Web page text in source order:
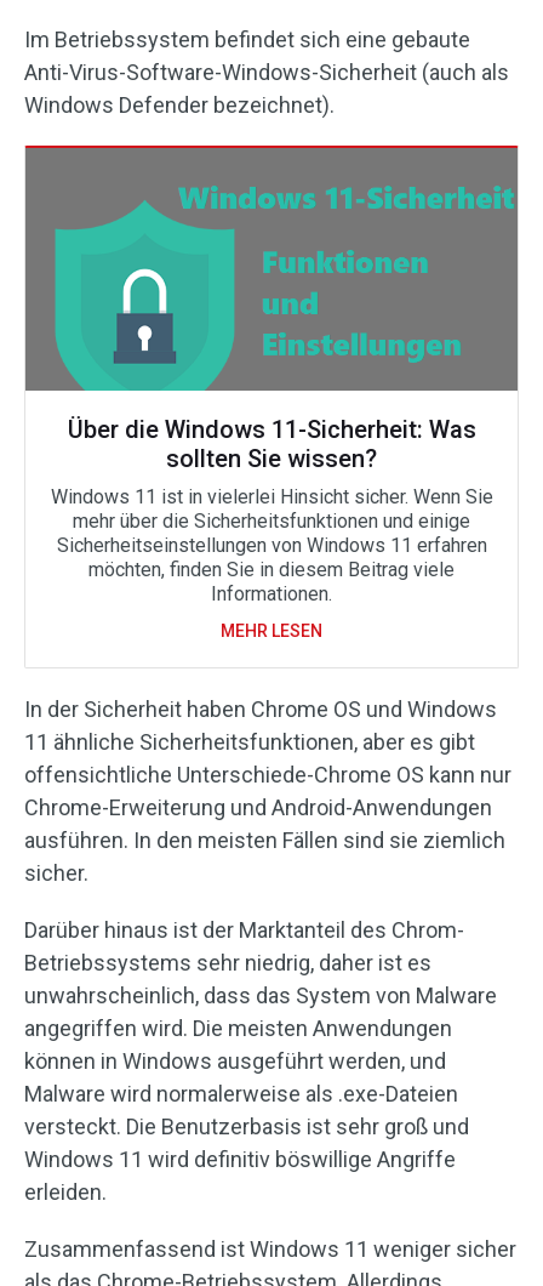
Im Betriebssystem befindet sich eine gebaute
Anti-Virus-Software-Windows-Sicherheit (auch als
Windows Defender bezeichnet).
Über die Windows 11-Sicherheit: Was
sollten Sie wissen?
Windows 11 ist in vielerlei Hinsicht sicher. Wenn Sie
mehr über die Sicherheitsfunktionen und einige
Sicherheitseinstellungen von Windows 11 erfahren
möchten, finden Sie in diesem Beitrag viele
Informationen.
MEHR LESEN
In der Sicherheit haben Chrome OS und Windows
11 ähnliche Sicherheitsfunktionen, aber es gibt
offensichtliche Unterschiede-Chrome OS kann nur
Chrome-Erweiterung und Android-Anwendungen
ausführen. In den meisten Fällen sind sie ziemlich
sicher.
Darüber hinaus ist der Marktanteil des Chrom-
Betriebssystems sehr niedrig, daher ist es
unwahrscheinlich, dass das System von Malware
angegriffen wird. Die meisten Anwendungen
können in Windows ausgeführt werden, und
Malware wird normalerweise als .exe-Dateien
versteckt. Die Benutzerbasis ist sehr groß und
Windows 11 wird definitiv böswillige Angriffe
erleiden.
Zusammenfassend ist Windows 11 weniger sicher